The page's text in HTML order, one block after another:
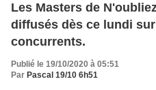
Les Masters de
diffusés dès ce lundi
concurrents.
Publié le 19/10/2020 à 05:51
Par Pascal 19/10 6h51